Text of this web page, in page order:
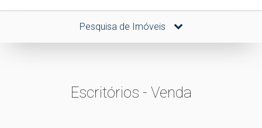
Pesquisa de Imóveis
Escritórios - Venda